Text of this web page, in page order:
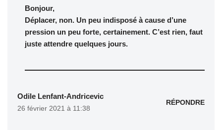
Bonjour,
Déplacer, non. Un peu indisposé à cause d’une
pression un peu forte, certainement. C’est rien, faut
juste attendre quelques jours.
Odile Lenfant-Andricevic
26 février 2021 à 11:38
RÉPONDRE